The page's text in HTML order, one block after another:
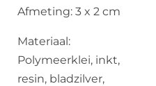
Afmeting: 3 x 2 cm
Materiaal:
Polymeerklei, inkt,
resin, bladzilver,